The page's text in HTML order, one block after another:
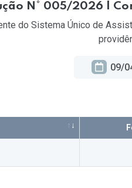
N° 005/2026 |
do Sistema Único de
09/